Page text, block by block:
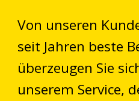
Von unseren
seit Jahren beste
überzeugen Sie
unserem Service,